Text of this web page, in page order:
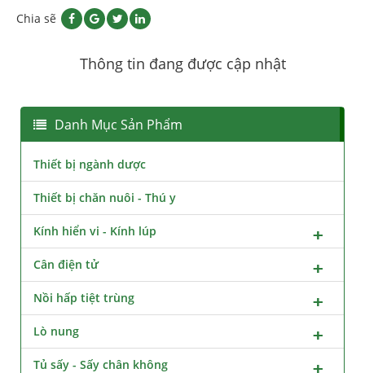
Chia sẽ
Thông tin đang được cập nhật
Danh Mục Sản Phẩm
Thiết bị ngành dược
Thiết bị chăn nuôi - Thú y
Kính hiển vi - Kính lúp
Cân điện tử
Nồi hấp tiệt trùng
Lò nung
Tủ sấy - Sấy chân không